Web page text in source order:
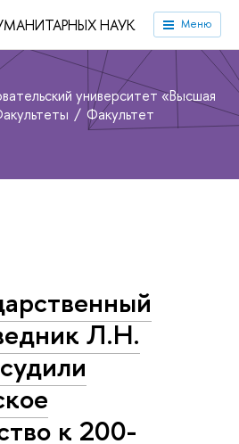
НАУК Меню
университет «Высшая
Факультет
Л.Н.
к 200-